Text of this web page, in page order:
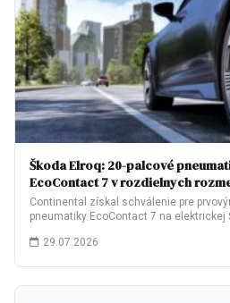
Škoda Elroq: 20-palcové
EcoContact 7 v rozdielnych
Continental získal schválenie pre
pneumatiky EcoContact 7 na elektrickej
29.07.2026